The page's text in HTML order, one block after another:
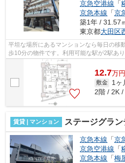
京急空港線 「
京急本線 「京
築1年 / 31.57
東京都大田区
平坦な場所にあるマンションなら毎日の移
歩10分の物件です。利用可能な駅が2駅あ
しのよさが魅力のマンションです。造り...
12.7万円
敷金 1ヶ
2階 / 2K /
賃貸 | マンション ステージグラン
京急本線 「京
京急空港線 「
京急本線 「梅